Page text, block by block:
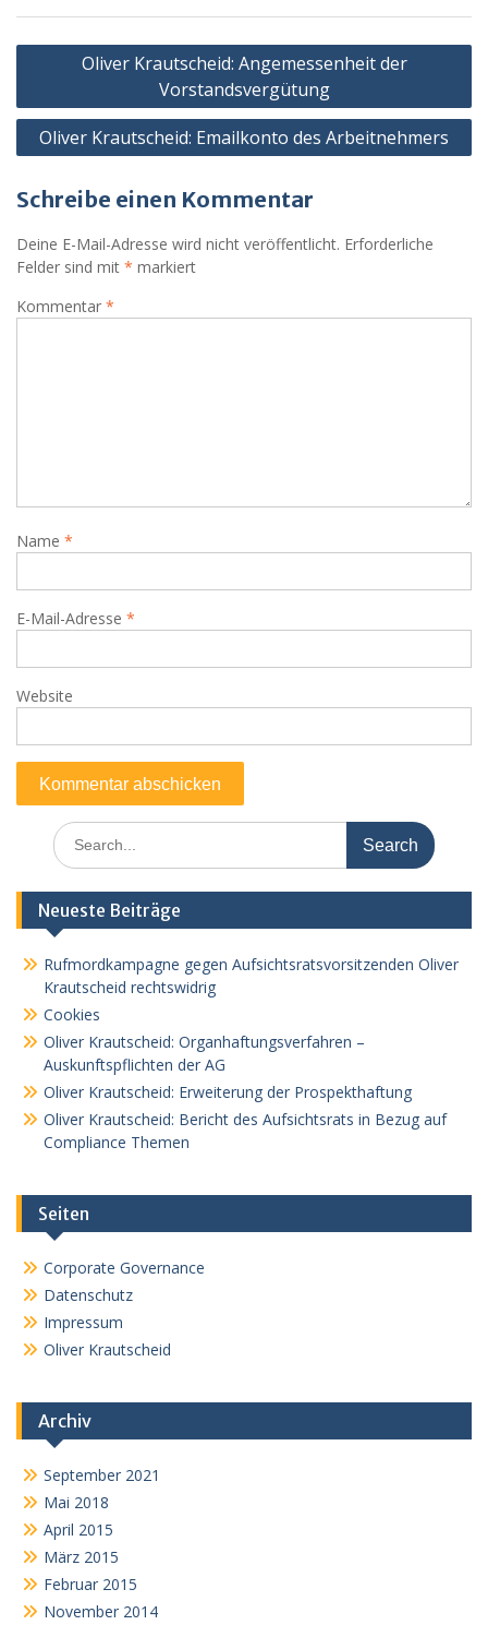
Beitragsnavigation
Oliver Krautscheid: Angemessenheit der
Vorstandsvergütung
Oliver Krautscheid: Emailkonto des Arbeitnehmers
Schreibe einen Kommentar
Deine E-Mail-Adresse wird nicht veröffentlicht. Erforderliche
Felder sind mit * markiert
Kommentar *
Name *
E-Mail-Adresse *
Website
Search
for:
Neueste Beiträge
Rufmordkampagne gegen Aufsichtsratsvorsitzenden Oliver
Krautscheid rechtswidrig
Cookies
Oliver Krautscheid: Organhaftungsverfahren –
Auskunftspflichten der AG
Oliver Krautscheid: Erweiterung der Prospekthaftung
Oliver Krautscheid: Bericht des Aufsichtsrats in Bezug auf
Compliance Themen
Seiten
Corporate Governance
Datenschutz
Impressum
Oliver Krautscheid
Archiv
September 2021
Mai 2018
April 2015
März 2015
Februar 2015
November 2014